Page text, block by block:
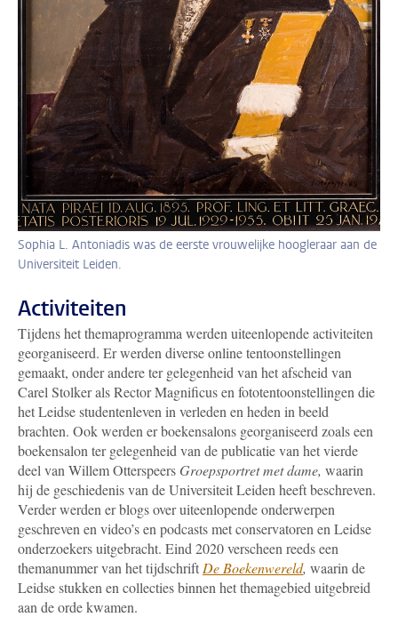
Sophia L. Antoniadis was de eerste vrouwelijke hoogleraar aan de
Universiteit Leiden.
Activiteiten
Tijdens het themaprogramma werden uiteenlopende activiteiten
georganiseerd. Er werden diverse online tentoonstellingen
gemaakt, onder andere ter gelegenheid van het afscheid van
Carel Stolker als Rector Magnificus en fototentoonstellingen die
het Leidse studentenleven in verleden en heden in beeld
brachten. Ook werden er boekensalons georganiseerd zoals een
boekensalon ter gelegenheid van de publicatie van het vierde
deel van Willem Otterspeers Groepsportret met dame, waarin
hij de geschiedenis van de Universiteit Leiden heeft beschreven.
Verder werden er blogs over uiteenlopende onderwerpen
geschreven en video’s en podcasts met conservatoren en Leidse
onderzoekers uitgebracht. Eind 2020 verscheen reeds een
themanummer van het tijdschrift De Boekenwereld, waarin de
Leidse stukken en collecties binnen het themagebied uitgebreid
aan de orde kwamen.